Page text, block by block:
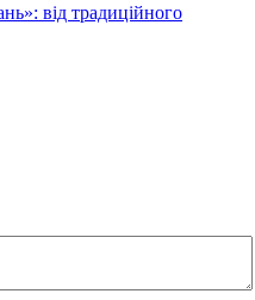
від традиційного